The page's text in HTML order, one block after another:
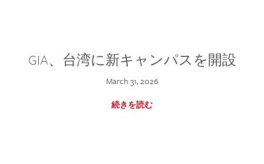
GIA、台湾に新キャンパスを開設
March 31, 2026
続きを読む